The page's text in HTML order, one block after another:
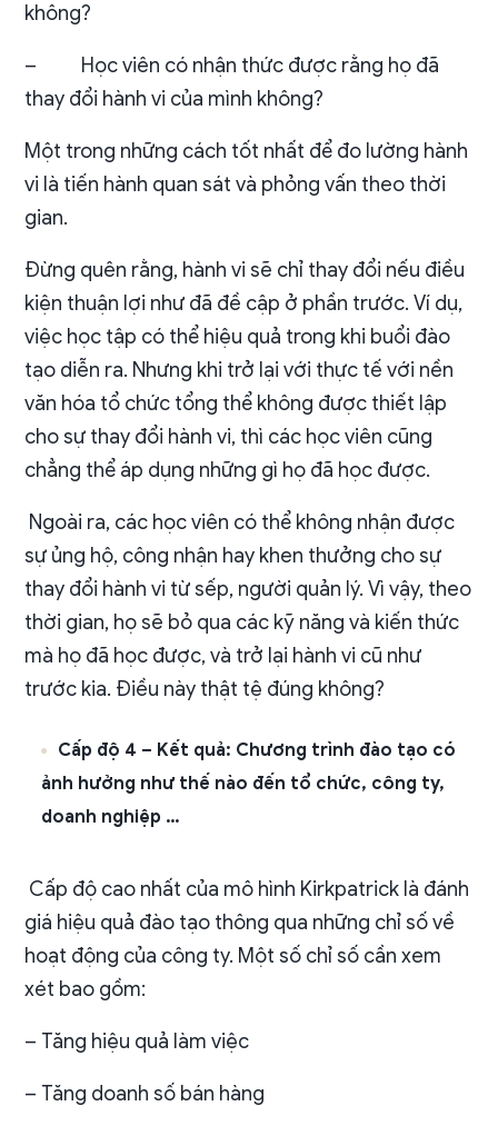
không?
–
Học viên có nhận thức được rằng họ đã
thay đổi hành vi của mình không?
Một trong những cách tốt nhất để đo lường hành
vi là tiến hành quan sát và phỏng vấn theo thời
gian.
Đừng quên rằng, hành vi sẽ chỉ thay đổi nếu điều
kiện thuận lợi như đã đề cập ở phần trước. Ví dụ,
việc học tập có thể hiệu quả trong khi buổi đào
tạo diễn ra. Nhưng khi trở lại với thực tế với nền
văn hóa tổ chức tổng thể không được thiết lập
cho sự thay đổi hành vi, thì các học viên cũng
chẳng thể áp dụng những gì họ đã học được.
Ngoài ra, các học viên có thể không nhận được
sự ủng hộ, công nhận hay khen thưởng cho sự
thay đổi hành vi từ sếp, người quản lý. Vì vậy, theo
thời gian, họ sẽ bỏ qua các kỹ năng và kiến thức
mà họ đã học được, và trở lại hành vi cũ như
trước kia. Điều này thật tệ đúng không?
Cấp độ 4 – Kết quả: Chương trình đào tạo có
ảnh hưởng như thế nào đến tổ chức, công ty,
doanh nghiệp …
Cấp độ cao nhất của mô hình Kirkpatrick là đánh
giá hiệu quả đào tạo thông qua những chỉ số về
hoạt động của công ty. Một số chỉ số cần xem
xét bao gồm:
– Tăng hiệu quả làm việc
– Tăng doanh số bán hàng